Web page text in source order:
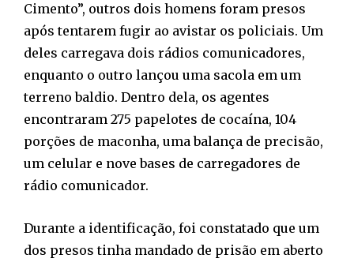
Cimento”, outros dois homens foram presos
após tentarem fugir ao avistar os policiais. Um
deles carregava dois rádios comunicadores,
enquanto o outro lançou uma sacola em um
terreno baldio. Dentro dela, os agentes
encontraram 275 papelotes de cocaína, 104
porções de maconha, uma balança de precisão,
um celular e nove bases de carregadores de
rádio comunicador.
Durante a identificação, foi constatado que um
dos presos tinha mandado de prisão em aberto